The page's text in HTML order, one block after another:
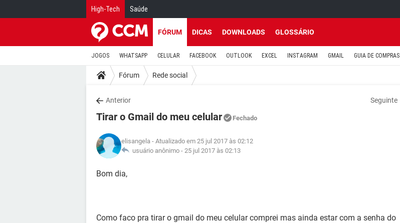
High-Tech Saúde
FÓRUM DICAS DOWNLOADS GLOSSÁRIO
JOGOS WHATSAPP CELULAR FACEBOOK OUTLOOK EXCEL INSTAGRAM GMAIL GUIA DE COMPRAS
Fórum Rede social
Anterior Seguinte
Tirar o Gmail do meu celular Fechado
elisangela - Atualizado em 25 jul 2017 às 02:12
usuário anônimo - 25 jul 2017 às 02:13
Bom dia,
Como faco pra tirar o gmail do meu celular comprei mas ainda estar com a senha do